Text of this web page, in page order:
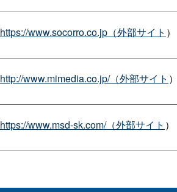
https://www.socorro.co.jp（外部サイト ）
http://www.mimedia.co.jp/（外部サイト ）
https://www.msd-sk.com/（外部サイト ）